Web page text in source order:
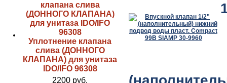
Уплотнение клапана
слива (ДОННОГО
КЛАПАНА) для унитаза
IDO/IFO 96308
2200 руб.